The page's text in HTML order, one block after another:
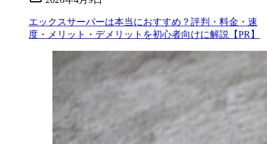
エックスサーバーは本当におすすめ？評判・料金・速
度・メリット・デメリットを初心者向けに解説【PR】